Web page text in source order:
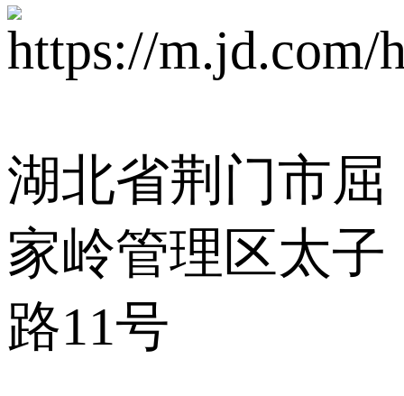
湖北省荆门市屈
家岭管理区太子
路11号